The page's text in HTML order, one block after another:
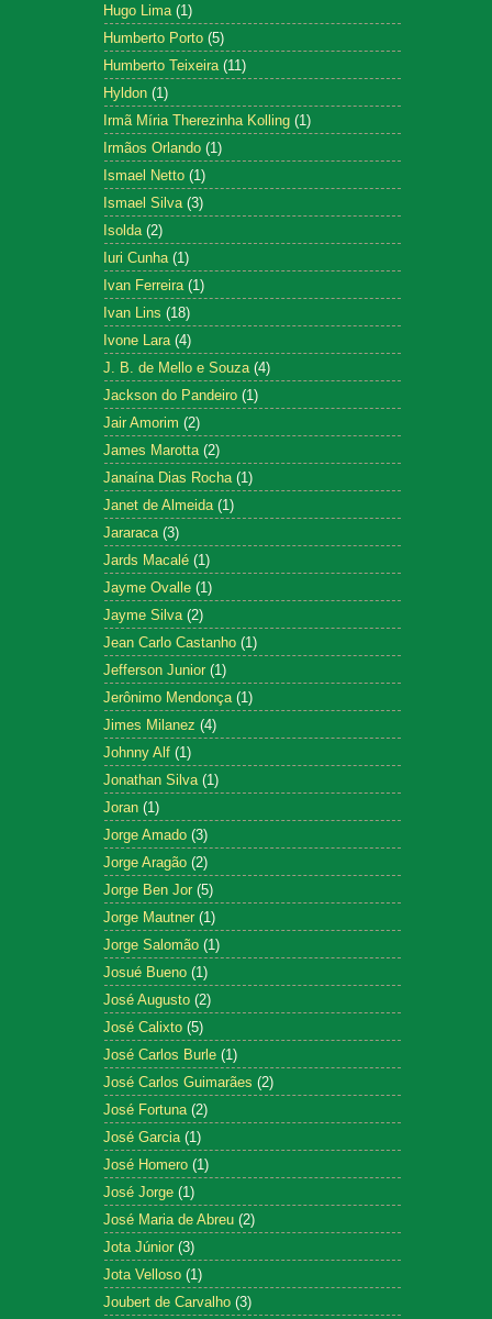
Hugo Lima (1)
Humberto Porto (5)
Humberto Teixeira (11)
Hyldon (1)
Irmã Míria Therezinha Kolling (1)
Irmãos Orlando (1)
Ismael Netto (1)
Ismael Silva (3)
Isolda (2)
Iuri Cunha (1)
Ivan Ferreira (1)
Ivan Lins (18)
Ivone Lara (4)
J. B. de Mello e Souza (4)
Jackson do Pandeiro (1)
Jair Amorim (2)
James Marotta (2)
Janaína Dias Rocha (1)
Janet de Almeida (1)
Jararaca (3)
Jards Macalé (1)
Jayme Ovalle (1)
Jayme Silva (2)
Jean Carlo Castanho (1)
Jefferson Junior (1)
Jerônimo Mendonça (1)
Jimes Milanez (4)
Johnny Alf (1)
Jonathan Silva (1)
Joran (1)
Jorge Amado (3)
Jorge Aragão (2)
Jorge Ben Jor (5)
Jorge Mautner (1)
Jorge Salomão (1)
Josué Bueno (1)
José Augusto (2)
José Calixto (5)
José Carlos Burle (1)
José Carlos Guimarães (2)
José Fortuna (2)
José Garcia (1)
José Homero (1)
José Jorge (1)
José Maria de Abreu (2)
Jota Júnior (3)
Jota Velloso (1)
Joubert de Carvalho (3)